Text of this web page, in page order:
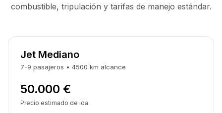
combustible, tripulación y tarifas de manejo estándar.
Jet Mediano
7-9 pasajeros • 4500 km alcance
50.000 €
Precio estimado de ida